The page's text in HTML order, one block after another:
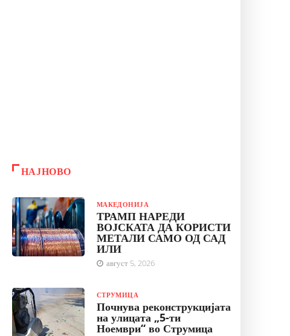
НАЈНОВО
МАКЕДОНИЈА
ТРАМП НАРЕДИ
ВОЈСКАТА ДА КОРИСТИ
МЕТАЛИ САМО ОД САД
ИЛИ
август 5, 2026
СТРУМИЦА
Почнува реконструкцијата
на улицата „5-ти
Ноември“ во Струмица